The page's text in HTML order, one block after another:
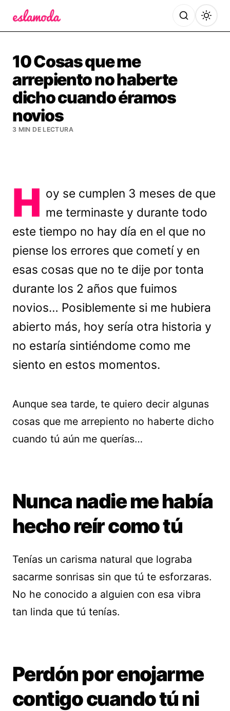
10 Cosas que me
arrepiento no haberte
dicho cuando éramos
novios
3 MIN DE LECTURA
H oy se cumplen 3 meses de que
me terminaste y durante todo
este tiempo no hay día en el que no
piense los errores que cometí y en
esas cosas que no te dije por tonta
durante los 2 años que fuimos
novios… Posiblemente si me hubiera
abierto más, hoy sería otra historia y
no estaría sintiéndome como me
siento en estos momentos.
Aunque sea tarde, te quiero decir algunas
cosas que me arrepiento no haberte dicho
cuando tú aún me querías…
Nunca nadie me había
hecho reír como tú
Tenías un carisma natural que lograba
sacarme sonrisas sin que tú te esforzaras.
No he conocido a alguien con esa vibra
tan linda que tú tenías.
Perdón por enojarme
contigo cuando tú ni